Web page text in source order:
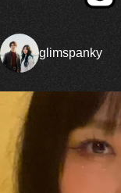
glimspanky